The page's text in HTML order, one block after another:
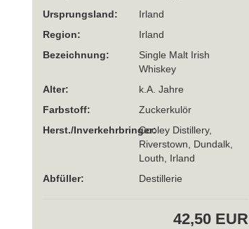
Ursprungsland:
Irland
Region:
Irland
Bezeichnung:
Single Malt Irish
Whiskey
Alter:
k.A. Jahre
Farbstoff:
Zuckerkulör
Herst./Inverkehrbringer:Cooley Distillery,
Riverstown, Dundalk,
Louth, Irland
Abfüller:
Destillerie
42,50 EUR